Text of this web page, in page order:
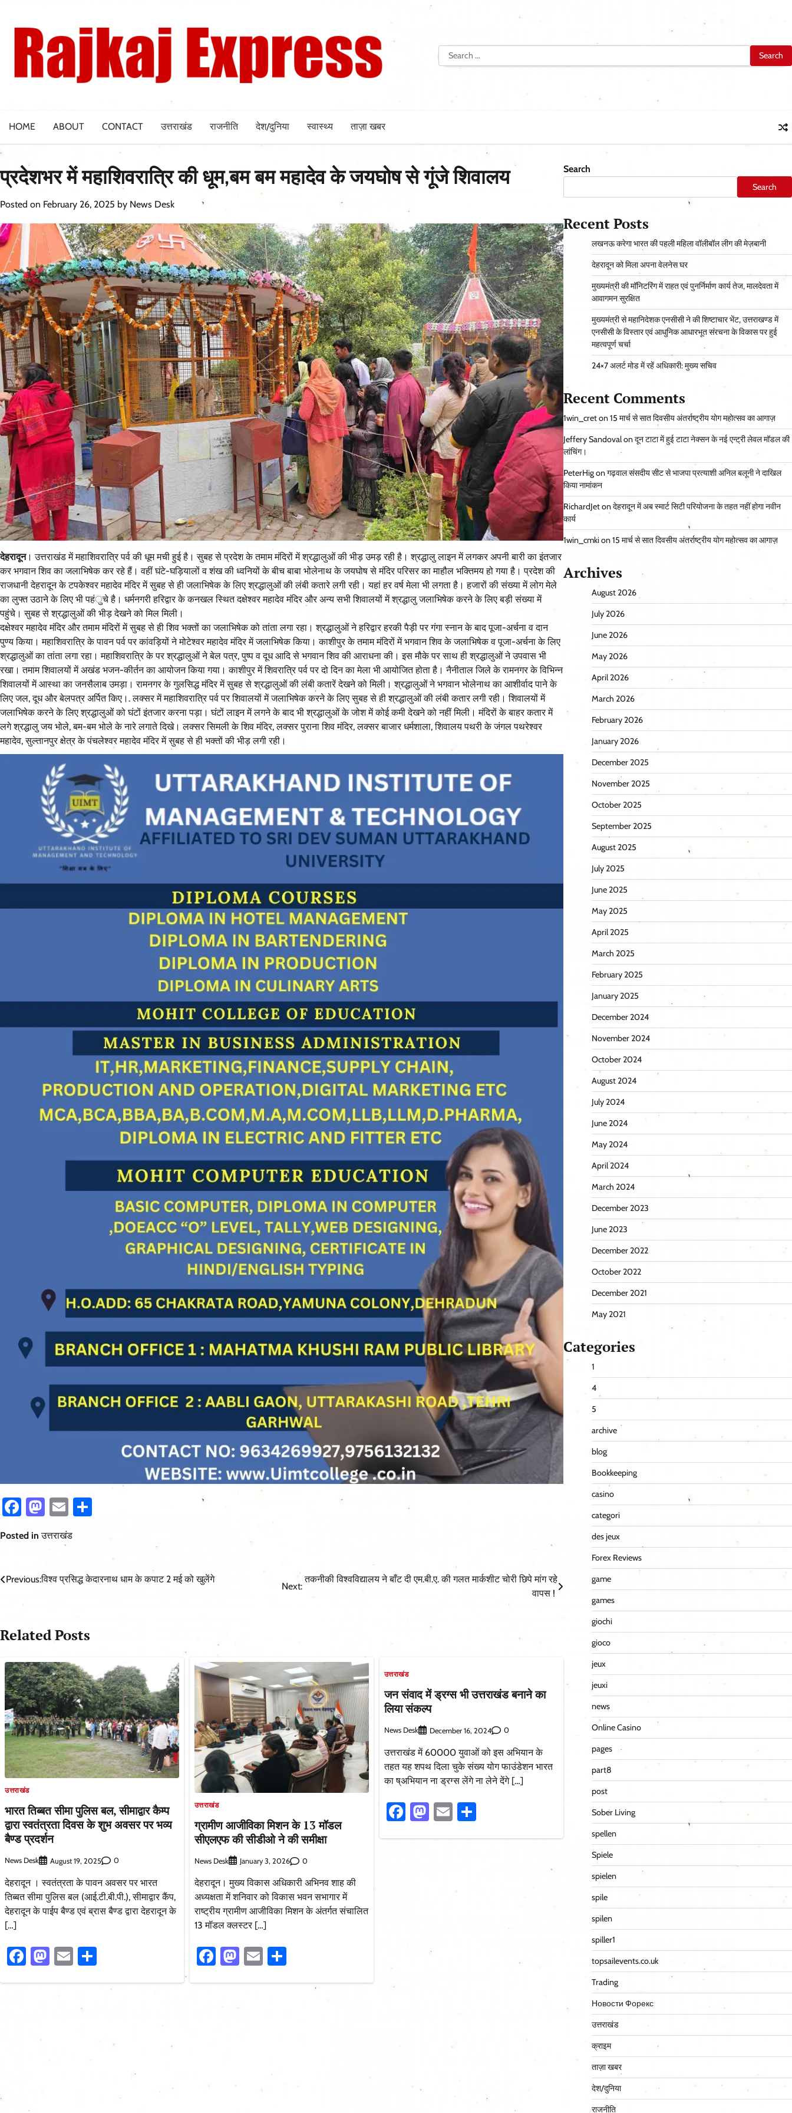
content
Search
for:
HOME ABOUT CONTACT उत्तराखंड राजनीति देश/दुनिया स्वास्थ्य ताज़ा खबर
प्रदेशभर में महाशिवरात्रि की धूम,बम बम महादेव के जयघोष से गूंजे शिवालय
Posted on February 26, 2025 by News Desk
देहरादून। उत्तराखंड में महाशिवरात्रि पर्व की धूम मची हुई है। सुबह से प्रदेश के तमाम मंदिरों में श्रद्धालुओं की भीड़ उमड़ रही है। श्रद्धालु लाइन में लगकर अपनी बारी का इंतजार
कर भगवान शिव का जलाभिषेक कर रहे हैं। वहीं घंटे-घड़ियालों व शंख की ध्वनियों के बीच बाबा भोलेनाथ के जयघोष से मंदिर परिसर का माहौल भक्तिमय हो गया है। प्रदेश की
राजधानी देहरादून के टपकेश्वर महादेव मंदिर में सुबह से ही जलाभिषेक के लिए श्रद्धालुओं की लंबी कतारे लगी रही। यहां हर वर्ष मेला भी लगता है। हजारों की संख्या में लोग मेले
का लुफ्त उठाने के लिए भी पहंुचे है। धर्मनगरी हरिद्वार के कनखल स्थित दक्षेश्वर महादेव मंदिर और अन्य सभी शिवालयों में श्रद्धालु जलाभिषेक करने के लिए बड़ी संख्या में
पहुंचे। सुबह से श्रद्धालुओं की भीड़ देखने को मिल मिली।
दक्षेश्वर महादेव मंदिर और तमाम मंदिरों में सुबह से ही शिव भक्तों का जलाभिषेक को तांता लगा रहा। श्रद्धालुओं ने हरिद्वार हरकी पैड़ी पर गंगा स्नान के बाद पूजा-अर्चना व दान
पुण्य किया। महाशिवरात्रि के पावन पर्व पर कांवड़ियों ने मोटेश्वर महादेव मंदिर में जलाभिषेक किया। काशीपुर के तमाम मंदिरों में भगवान शिव के जलाभिषेक व पूजा-अर्चना के लिए
श्रद्धालुओं का तांता लगा रहा। महाशिवरात्रि के पर श्रद्धालुओं ने बेल पत्र, पुष्प व दूध आदि से भगवान शिव की आराधना की। इस मौके पर साथ ही श्रद्धालुओं ने उपवास भी
रखा। तमाम शिवालयों में अखंड भजन-कीर्तन का आयोजन किया गया। काशीपुर में शिवरात्रि पर्व पर दो दिन का मेला भी आयोजित होता है। नैनीताल जिले के रामनगर के विभिन्न
शिवालयों में आस्था का जनसैलाब उमड़ा। रामनगर के गुलसिद्ध मंदिर में सुबह से श्रद्धालुओं की लंबी कतारें देखने को मिली। श्रद्धालुओं ने भगवान भोलेनाथ का आशीर्वाद पाने के
लिए जल, दूध और बेलपत्र अर्पित किए।. लक्सर में महाशिवरात्रि पर्व पर शिवालयों में जलाभिषेक करने के लिए सुबह से ही श्रद्धालुओं की लंबी कतार लगी रही। शिवालयों में
जलाभिषेक करने के लिए श्रद्धालुओं को घंटों इंतजार करना पड़ा। घंटों लाइन में लगने के बाद भी श्रद्धालुओं के जोश में कोई कमी देखने को नहीं मिली। मंदिरों के बाहर कतार में
लगे श्रद्धालु जय भोले, बम-बम भोले के नारे लगाते दिखे। लक्सर सिमली के शिव मंदिर, लक्सर पुराना शिव मंदिर, लक्सर बाजार धर्मशाला, शिवालय पथरी के जंगल पथरेश्वर
महादेव, सुल्तानपुर क्षेत्र के पंचलेश्वर महादेव मंदिर में सुबह से ही भक्तों की भीड़ लगी रही।
Facebook
Mastodon
Email
Posted inउत्तराखंड
Post
navigation
Previous:विश्व प्रसिद्ध केदारनाथ धाम के कपाट 2 मई को खुलेंगे
Next:
तकनीकी विश्वविद्यालय ने बाँट दी एम.बी.ए. की गलत मार्कशीट चोरी छिपे मांग रहे
वापस !
Related Posts
उत्तराखंड
भारत तिब्बत सीमा पुलिस बल, सीमाद्वार कैम्प
द्वारा स्वतंत्रता दिवस के शुभ अवसर पर भव्य
बैण्ड प्रदर्शन
News Desk August 19, 2025 0
देहरादून । स्वतंत्रता के पावन अवसर पर भारत
तिब्बत सीमा पुलिस बल (आई.टी.बी.पी.), सीमाद्वार कैंप,
देहरादून के पाईप बैण्ड एवं ब्रास बैण्ड द्वारा देहरादून के
[…]
Facebook
Mastodon
Email
उत्तराखंड
ग्रामीण आजीविका मिशन के 13 मॉडल
सीएलएफ की सीडीओ ने की समीक्षा
News Desk January 3, 2026 0
देहरादून। मुख्य विकास अधिकारी अभिनव शाह की
अध्यक्षता में शनिवार को विकास भवन सभागार में
राष्ट्रीय ग्रामीण आजीविका मिशन के अंतर्गत संचालित
13 मॉडल क्लस्टर […]
Facebook
Mastodon
EmailShare
उत्तराखंड
जन संवाद में ड्रग्स भी उत्तराखंड बनाने का
लिया संकल्प
News Desk December 16, 2024 0
उत्तराखंड में 60000 युवाओं को इस अभियान के
तहत यह शपथ दिला चुके संख्य योग फाउंडेशन भारत
का ष्अभियान ना ड्रग्स लेंगे ना लेने देंगे […]
Facebook
Mastodon
EmailShare
Search
Search
Recent Posts
लखनऊ करेगा भारत की पहली महिला वॉलीबॉल लीग की मेज़बानी
देहरादून को मिला अपना वेलनेस घर
मुख्यमंत्री की मॉनिटरिंग में राहत एवं पुनर्निर्माण कार्य तेज, मालदेवता में
आवागमन सुरक्षित
मुख्यमंत्री से महानिदेशक एनसीसी ने की शिष्टाचार भेंट, उत्तराखण्ड में
एनसीसी के विस्तार एवं आधुनिक आधारभूत संरचना के विकास पर हुई
महत्वपूर्ण चर्चा
24×7 अलर्ट मोड में रहें अधिकारी: मुख्य सचिव
Recent Comments
1win_creton15 मार्च से सात दिवसीय अंतर्राष्ट्रीय योग महोत्सव का आगाज़
Jeffery Sandovalonदून टाटा में हुई टाटा नेक्सन के नई एन्ट्री लेवल मॉडल की
लांचिंग।
PeterHigonगढ़वाल संसदीय सीट से भाजपा प्रत्याशी अनिल बलूनी ने दाखिल
किया नामांकन
RichardJetonदेहरादून में अब स्मार्ट सिटी परियोजना के तहत नहीं होगा नवीन
कार्य
1win_cmkion15 मार्च से सात दिवसीय अंतर्राष्ट्रीय योग महोत्सव का आगाज़
Archives
August 2026
July 2026
June 2026
May 2026
April 2026
March 2026
February 2026
January 2026
December 2025
November 2025
October 2025
September 2025
August 2025
July 2025
June 2025
May 2025
April 2025
March 2025
February 2025
January 2025
December 2024
November 2024
October 2024
August 2024
July 2024
June 2024
May 2024
April 2024
March 2024
December 2023
June 2023
December 2022
October 2022
December 2021
May 2021
Categories
1
4
5
archive
blog
Bookkeeping
casino
categori
des jeux
Forex Reviews
game
games
giochi
gioco
jeux
jeuxi
news
Online Casino
pages
part8
post
Sober Living
spellen
Spiele
spielen
spile
spilen
spiller1
topsailevents.co.uk
Trading
Новости Форекс
उत्तराखंड
क्राइम
ताज़ा खबर
देश/दुनिया
राजनीति